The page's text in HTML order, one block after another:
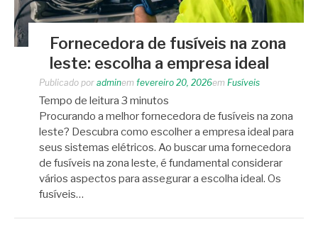
Fornecedora de fusíveis na zona
leste: escolha a empresa ideal
Publicado por adminem fevereiro 20, 2026em Fusíveis
Tempo de leitura 3 minutos
Procurando a melhor fornecedora de fusíveis na zona
leste? Descubra como escolher a empresa ideal para
seus sistemas elétricos. Ao buscar uma fornecedora
de fusíveis na zona leste, é fundamental considerar
vários aspectos para assegurar a escolha ideal. Os
fusíveis…